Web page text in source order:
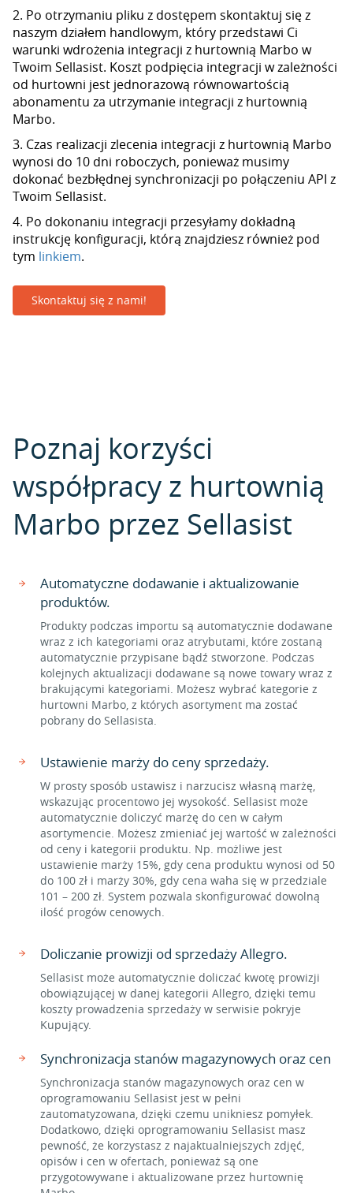
2. Po otrzymaniu pliku z dostępem skontaktuj się z
naszym działem handlowym, który przedstawi Ci
warunki wdrożenia integracji z hurtownią Marbo w
Twoim Sellasist. Koszt podpięcia integracji w zależności
od hurtowni jest jednorazową równowartością
abonamentu za utrzymanie integracji z hurtownią
Marbo.
3. Czas realizacji zlecenia integracji z hurtownią Marbo
wynosi do 10 dni roboczych, ponieważ musimy
dokonać bezbłędnej synchronizacji po połączeniu API z
Twoim Sellasist.
4. Po dokonaniu integracji przesyłamy dokładną
instrukcję konfiguracji, którą znajdziesz również pod
tym linkiem.
Skontaktuj się z nami!
Poznaj korzyści
współpracy z hurtownią
Marbo przez Sellasist
Automatyczne dodawanie i aktualizowanie
produktów.
Produkty podczas importu są automatycznie dodawane
wraz z ich kategoriami oraz atrybutami, które zostaną
automatycznie przypisane bądź stworzone. Podczas
kolejnych aktualizacji dodawane są nowe towary wraz z
brakującymi kategoriami. Możesz wybrać kategorie z
hurtowni Marbo, z których asortyment ma zostać
pobrany do Sellasista.
Ustawienie marży do ceny sprzedaży.
W prosty sposób ustawisz i narzucisz własną marżę,
wskazując procentowo jej wysokość. Sellasist może
automatycznie doliczyć marżę do cen w całym
asortymencie. Możesz zmieniać jej wartość w zależności
od ceny i kategorii produktu. Np. możliwe jest
ustawienie marży 15%, gdy cena produktu wynosi od 50
do 100 zł i marży 30%, gdy cena waha się w przedziale
101 – 200 zł. System pozwala skonfigurować dowolną
ilość progów cenowych.
Doliczanie prowizji od sprzedaży Allegro.
Sellasist może automatycznie doliczać kwotę prowizji
obowiązującej w danej kategorii Allegro, dzięki temu
koszty prowadzenia sprzedaży w serwisie pokryje
Kupujący.
Synchronizacja stanów magazynowych oraz cen
Synchronizacja stanów magazynowych oraz cen w
oprogramowaniu Sellasist jest w pełni
zautomatyzowana, dzięki czemu unikniesz pomyłek.
Dodatkowo, dzięki oprogramowaniu Sellasist masz
pewność, że korzystasz z najaktualniejszych zdjęć,
opisów i cen w ofertach, ponieważ są one
przygotowywane i aktualizowane przez hurtownię